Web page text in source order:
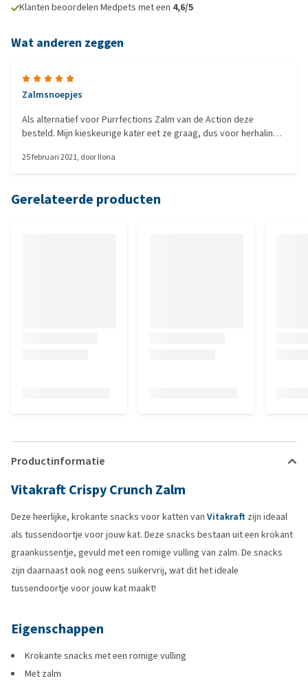
Klanten beoordelen Medpets met een 4,6/5
Wat anderen zeggen
Zalmsnoepjes
Als alternatief voor Purrfections Zalm van de Action deze
besteld. Mijn kieskeurige kater eet ze graag, dus voor herhaling
25 februari 2021, doorIlona
Gerelateerde producten
Productinformatie
Vitakraft Crispy Crunch Zalm
Deze heerlijke, krokante snacks voor katten van Vitakraft zijn ideaal
als tussendoortje voor jouw kat. Deze snacks bestaan uit een krokant
graankussentje, gevuld met een romige vulling van zalm. De snacks
zijn daarnaast ook nog eens suikervrij, wat dit het ideale
tussendoortje voor jouw kat maakt!
Eigenschappen
Krokante snacks met een romige vulling
Met zalm